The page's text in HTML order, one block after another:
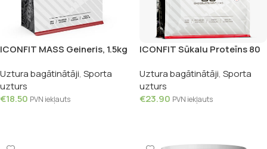
ICONFIT MASS Geineris, 1.5kg
Uztura bagātinātāji, Sporta
uzturs
€18.50 PVN iekļauts
ICONFIT Sūkalu Proteīns 80
Uztura bagātinātāji, Sporta
uzturs
€23.90 PVN iekļauts